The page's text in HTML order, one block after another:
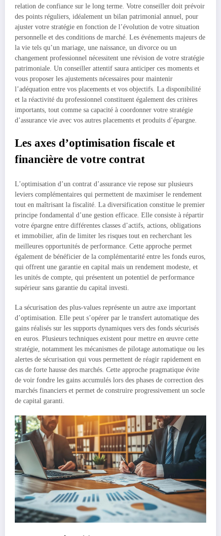
relation de confiance sur le long terme. Votre conseiller doit prévoir
des points réguliers, idéalement un bilan patrimonial annuel, pour
ajuster votre stratégie en fonction de l’évolution de votre situation
personnelle et des conditions de marché. Les événements majeurs de
la vie tels qu’un mariage, une naissance, un divorce ou un
changement professionnel nécessitent une révision de votre stratégie
patrimoniale. Un conseiller attentif saura anticiper ces moments et
vous proposer les ajustements nécessaires pour maintenir
l’adéquation entre vos placements et vos objectifs. La disponibilité
et la réactivité du professionnel constituent également des critères
importants, tout comme sa capacité à coordonner votre stratégie
d’assurance vie avec vos autres placements et produits d’épargne.
Les axes d’optimisation fiscale et
financière de votre contrat
L’optimisation d’un contrat d’assurance vie repose sur plusieurs
leviers complémentaires qui permettent de maximiser le rendement
tout en maîtrisant la fiscalité. La diversification constitue le premier
principe fondamental d’une gestion efficace. Elle consiste à répartir
votre épargne entre différentes classes d’actifs, actions, obligations
et immobilier, afin de limiter les risques tout en recherchant les
meilleures opportunités de performance. Cette approche permet
également de bénéficier de la complémentarité entre les fonds euros,
qui offrent une garantie en capital mais un rendement modeste, et
les unités de compte, qui présentent un potentiel de performance
supérieur sans garantie du capital investi.
La sécurisation des plus-values représente un autre axe important
d’optimisation. Elle peut s’opérer par le transfert automatique des
gains réalisés sur les supports dynamiques vers des fonds sécurisés
en euros. Plusieurs techniques existent pour mettre en œuvre cette
stratégie, notamment les mécanismes de pilotage automatique ou les
alertes de sécurisation qui vous permettent de réagir rapidement en
cas de forte hausse des marchés. Cette approche pragmatique évite
de voir fondre les gains accumulés lors des phases de correction des
marchés financiers et permet de construire progressivement un socle
de capital garanti.